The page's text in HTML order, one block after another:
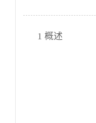
1 概述